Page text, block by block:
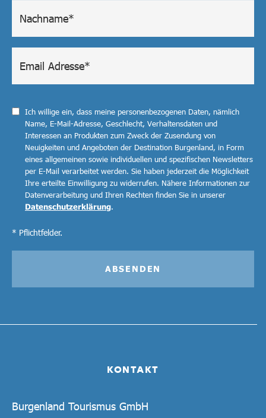
KONTAKT
Burgenland Tourismus GmbH
Ich willige ein, dass meine personenbezogenen Daten, nämlich
Name, E-Mail-Adresse, Geschlecht, Verhaltensdaten und
Interessen an Produkten zum Zweck der Zusendung von
Neuigkeiten und Angeboten der Destination Burgenland, in Form
eines allgemeinen sowie individuellen und spezifischen Newsletters
per E-Mail verarbeitet werden. Sie haben jederzeit die Möglichkeit
Ihre erteilte Einwilligung zu widerrufen. Nähere Informationen zur
Datenverarbeitung und Ihren Rechten finden Sie in unserer
Datenschutzerklärung.
* Pflichtfelder.
ABSENDEN